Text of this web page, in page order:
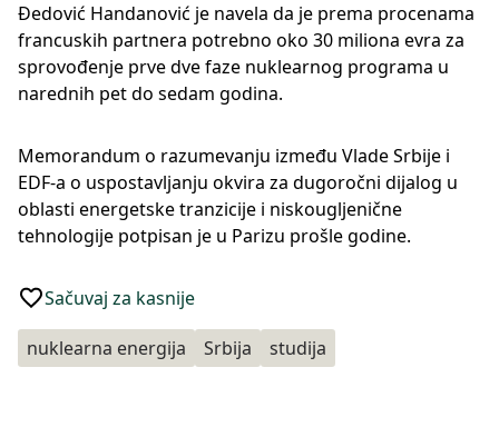
Đedović Handanović je navela da je prema procenama
francuskih partnera potrebno oko 30 miliona evra za
sprovođenje prve dve faze nuklearnog programa u
narednih pet do sedam godina.
Memorandum o razumevanju između Vlade Srbije i
EDF-a o uspostavljanju okvira za dugoročni dijalog u
oblasti energetske tranzicije i niskougljenične
tehnologije potpisan je u Parizu prošle godine.
Sačuvaj za kasnije
nuklearna energija Srbija studija